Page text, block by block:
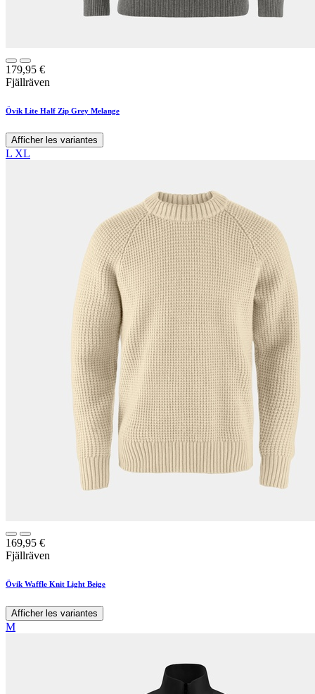
179,95 €
Fjällräven
Övik Lite Half Zip Grey Melange
Afficher les variantes
L XL
169,95 €
Fjällräven
Övik Waffle Knit Light Beige
Afficher les variantes
M